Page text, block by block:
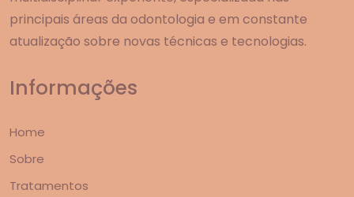
principais áreas da odontologia e em constante
atualização sobre novas técnicas e tecnologias.
Informações
Home
Sobre
Tratamentos